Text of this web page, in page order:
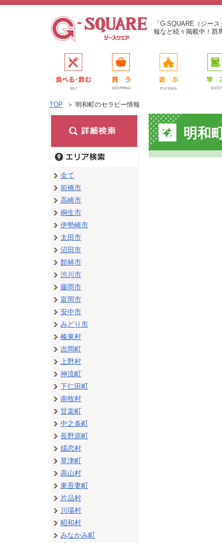
「G-SQUARE（ジー
報など続々掲載中！群
TOP ＞ 明和町のセラピー情報
明和
全て
前橋市
高崎市
桐生市
伊勢崎市
太田市
沼田市
館林市
渋川市
藤岡市
富岡市
安中市
みどり市
榛東村
吉岡町
上野村
神流町
下仁田町
南牧村
甘楽町
中之条町
長野原町
嬬恋村
草津町
高山村
東吾妻町
片品村
川場村
昭和村
みなかみ町